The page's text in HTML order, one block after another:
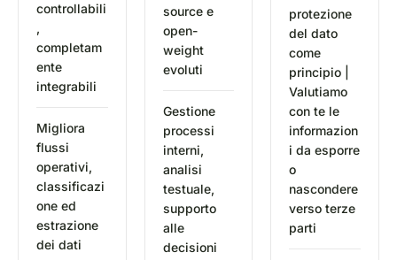
controllabili
,
completam
ente
integrabili
Migliora
flussi
operativi,
classificazi
one ed
estrazione
dei dati
source e
open-
weight
evoluti
Gestione
processi
interni,
analisi
testuale,
supporto
alle
decisioni
protezione
del dato
come
principio |
Valutiamo
con te le
informazion
i da esporre
o
nascondere
verso terze
parti